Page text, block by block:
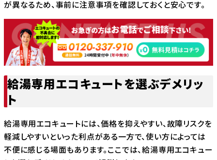
が異なるため、事前に注意事項を確認しておくと安心です。
給湯専用エコキュートを選ぶデメリッ
ト
給湯専用エコキュートには、価格を抑えやすい、故障リスクを
軽減しやすいといった利点がある一方で、使い方によっては
不便に感じる場面もあります。ここでは、給湯専用エコキュー